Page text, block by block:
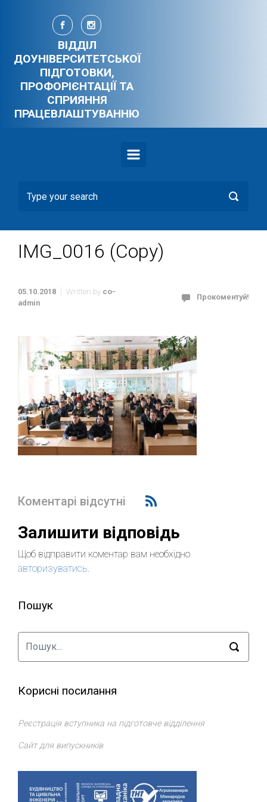
Skip to main content
ВІДДІЛ
ДОУНІВЕРСИТЕТСЬКОЇ
ПІДГОТОВКИ,
ПРОФОРІЄНТАЦІЇ ТА
СПРИЯННЯ
ПРАЦЕВЛАШТУВАННЮ
IMG_0016 (Copy)
05.10.2018 Written by co-
admin
Прокоментуй!
Коментарі відсутні
Залишити відповідь
Щоб відправити коментар вам необхідно
авторизуватись.
Пошук
Корисні посилання
Реєстрація вступника на підготовче відділення
Сайт для випускників